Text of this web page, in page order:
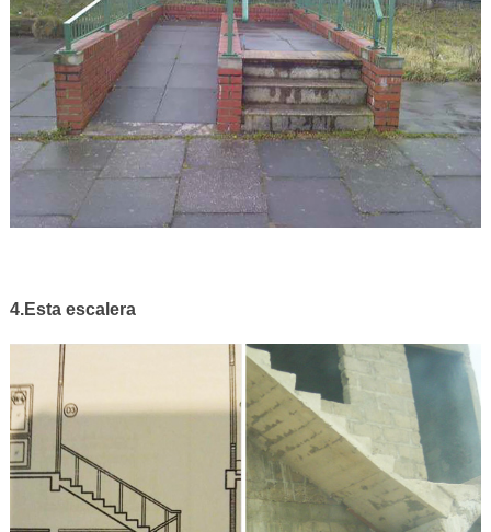
4.Esta escalera